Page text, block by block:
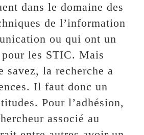
dans le domaine des
de l’information
ou qui ont un
les STIC. Mais
savez, la recherche a
Il faut donc un
Pour l’adhésion,
associé au